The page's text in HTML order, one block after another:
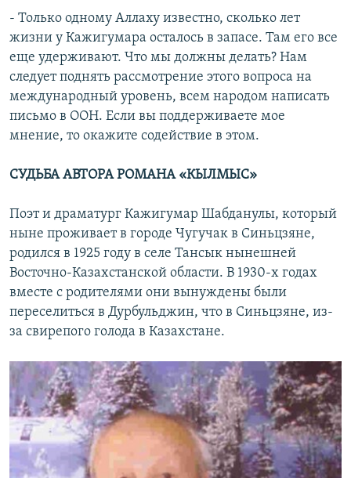
- Только одному Аллаху известно, сколько лет
жизни у Кажигумара осталось в запасе. Там его все
еще удерживают. Что мы должны делать? Нам
следует поднять рассмотрение этого вопроса на
международный уровень, всем народом написать
письмо в ООН. Если вы поддерживаете мое
мнение, то окажите содействие в этом.
СУДЬБА АВТОРА РОМАНА «КЫЛМЫС»
Поэт и драматург Кажигумар Шабданулы, который
ныне проживает в городе Чугучак в Синьцзяне,
родился в 1925 году в селе Тансык нынешней
Восточно-Казахстанской области. В 1930-х годах
вместе с родителями они вынуждены были
переселиться в Дурбульджин, что в Синьцзяне, из-
за свирепого голода в Казахстане.